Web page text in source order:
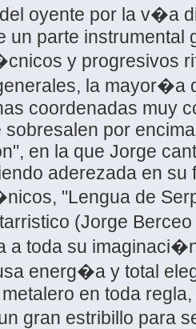
oyente por la v�a
un parte instrumental
y progresivos
la mayor�a
coordenadas muy
sobresalen por
en la que Jorge
aderezada en su
"Lengua de
(Jorge Berceo
a toda su
energ�a y total
en toda
gran estribillo para